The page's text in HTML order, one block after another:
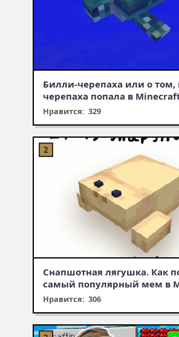
Билли-черепаха или о том,
черепаха попала в
Нравится: 329
Снапшотная лягушка. Как
самый популярный мем в
Нравится: 306